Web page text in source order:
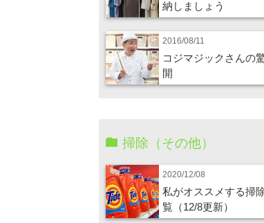
納しましょう
2016/08/11
コジマジックさんの
開
掃除（その他）
2020/12/08
私がオススメする掃
覧（12/8更新）